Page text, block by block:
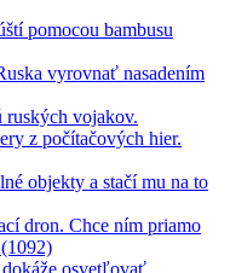
pomocou bambusu
vyrovnať nasadením
ruských vojakov.
z počítačových hier.
objekty a stačí mu na to
dron. Chce ním priamo
osvetľovať